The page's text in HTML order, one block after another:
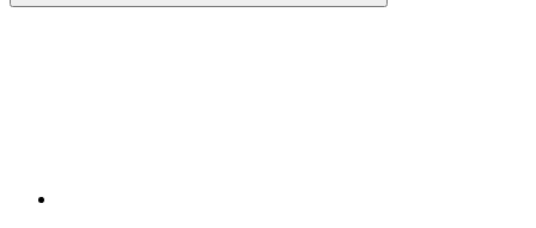
Compartilhar